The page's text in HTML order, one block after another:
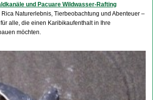
und Pacuare Wildwasser-Rafting
Naturerlebnis, Tierbeobachtung und Abenteuer –
alle, die einen Karibikaufenthalt in Ihre
möchten.